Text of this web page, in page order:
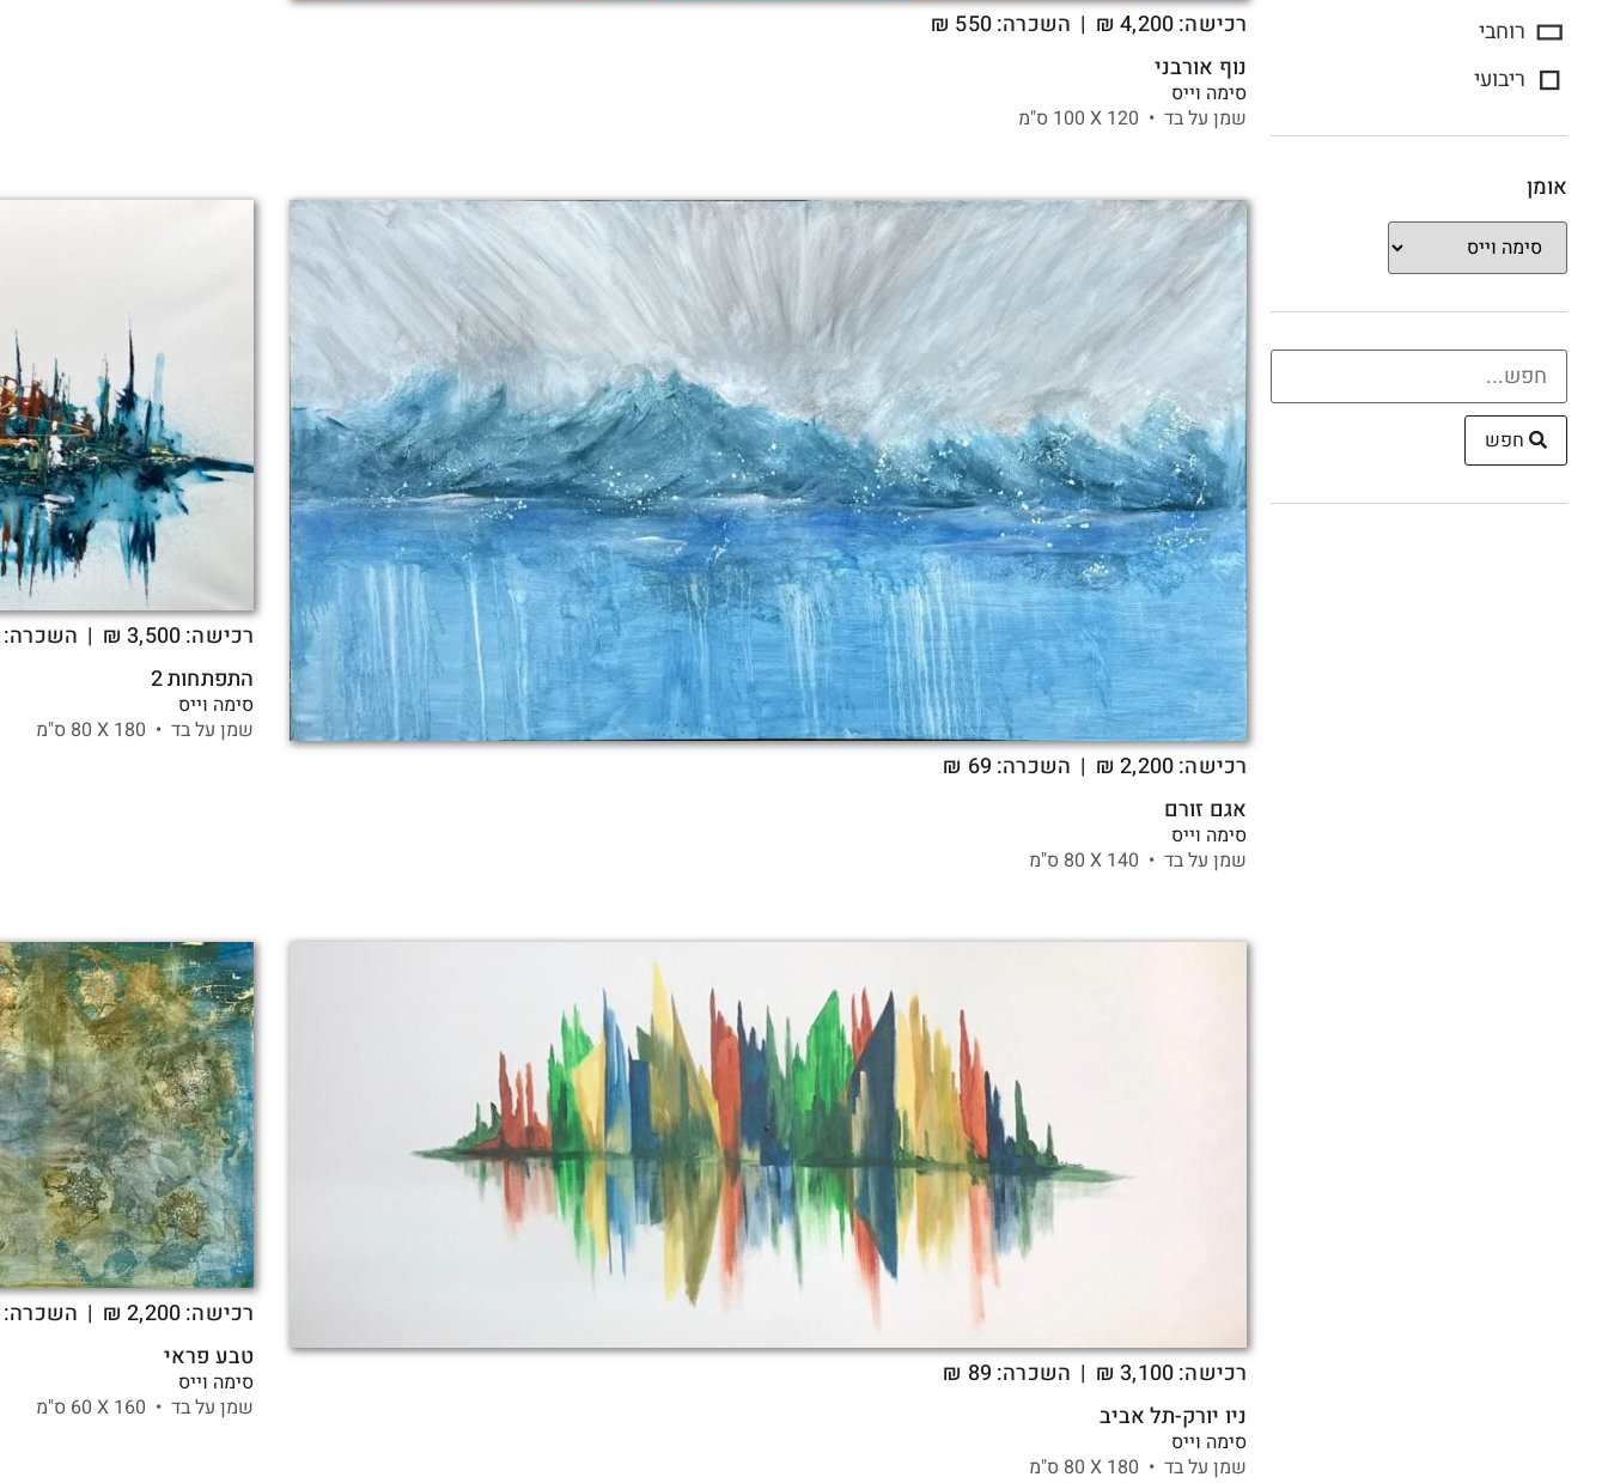
רוחבי
ריבועי
אומן
חפש
רכישה: ₪ 4,200
| השכרה: 550 ₪
נוף אורבני
סימה וייס
שמן על בד • 120 X 100 ס"מ
רכישה: ₪ 2,200
| השכרה: 69 ₪
אגם זורם
סימה וייס
שמן על בד • 140 X 80 ס"מ
רכישה: ₪ 3,500
| השכרה: 79
התפתחות 2
סימה וייס
שמן על בד • 180 X 80 ס"מ
רכישה: ₪ 3,100
| השכרה: 89 ₪
ניו יורק-תל אביב
סימה וייס
שמן על בד • 180 X 80 ס"מ
רכישה: ₪ 2,200
| השכרה: 69
טבע פראי
סימה וייס
שמן על בד • 160 X 60 ס"מ